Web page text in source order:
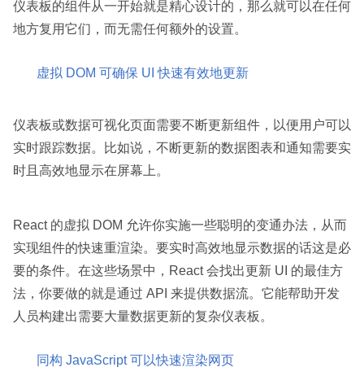
仪表板的组件从一开始就是精心设计的，那么就可以在任何
地方复用它们，而无需任何额外的设置。
虚拟 DOM 可确保 UI 快速有效地更新
仪表板或数据可视化页面需要不断更新组件，以便用户可以
实时跟踪数据。比如说，不断更新的数据图表和通知需要实
时且高效地显示在屏幕上。
React 的虚拟 DOM 允许你实施一些聪明的变通办法，从而
实现组件的快速重渲染。要实时高效地显示数据的话这是必
要的条件。在这些场景中，React 会找出更新 UI 的最佳方
法，你要做的就是通过 API 来提供数据流。它能帮助开发
人员构建出需要大量数据更新的复杂仪表板。
同构 JavaScript 可以快速渲染网页